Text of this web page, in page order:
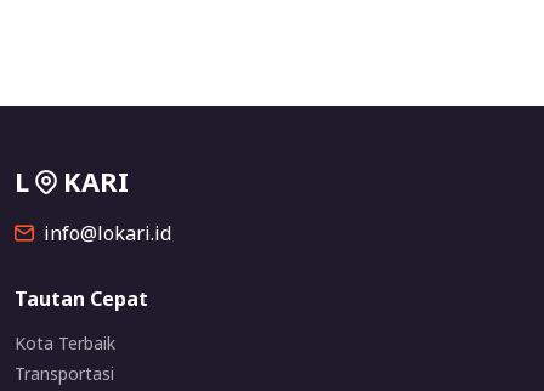
L KARI
info@lokari.id
Tautan Cepat
Kota Terbaik
Transportasi